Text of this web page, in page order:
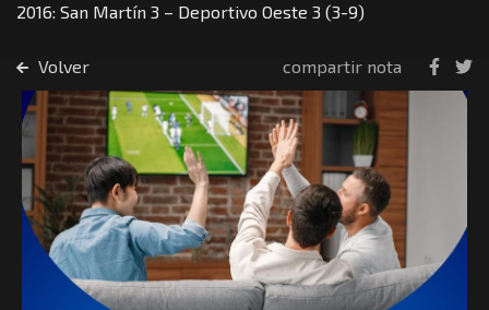
2016: San Martín 3 – Deportivo Oeste 3 (3-9)
Volver compartir nota